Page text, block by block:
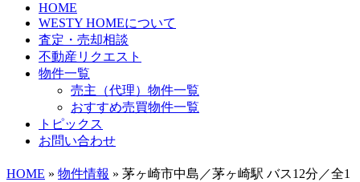
HOME
WESTY HOMEについて
査定・売却相談
不動産リクエスト
物件一覧
売主（代理）物件一覧
おすすめ売買物件一覧
トピックス
お問い合わせ
HOME » 物件情報 » 茅ヶ崎市中島／茅ヶ崎駅 バス12分／全1